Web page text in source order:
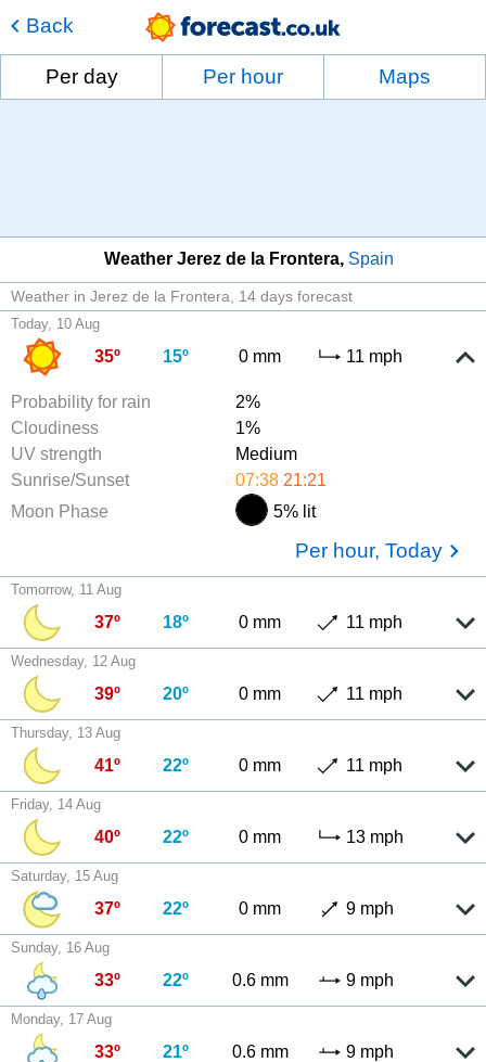
Back
Per day Per hour Maps
Weather Jerez de la Frontera Spain
Weather in Jerez de la Frontera 14 days forecast
Today, 10 Aug
35º 15º 0 mm 11 mph
Probability for rain
2%
Cloudiness
1%
UV strength
Medium
Sunrise/Sunset
07:38 21:21
Moon Phase
5% lit
Per hour, Today
Tomorrow, 11 Aug
37º 18º 0 mm 11 mph
Wednesday, 12 Aug
39º 20º 0 mm 11 mph
Thursday, 13 Aug
41º 22º 0 mm 11 mph
Friday, 14 Aug
40º 22º 0 mm 13 mph
Saturday, 15 Aug
37º 22º 0 mm 9 mph
Sunday, 16 Aug
33º 22º 0.6 mm 9 mph
Monday, 17 Aug
33º 21º 0.6 mm 9 mph